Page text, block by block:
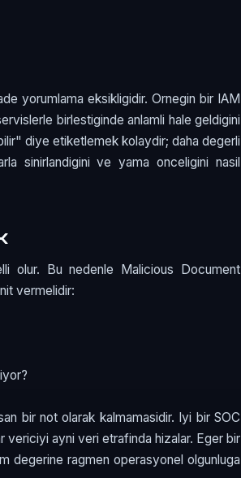
yorumlama eksikligidir. Ornegin bir IAM
birlestiginde anlamli hale geldigini
diye etiketlemek kolaydir; daha degerli
sinirlandigini ve yama onceligini nasil
olur. Bu nedenle Malicious Document
vermelidir:
bir not olarak kalmamasidir. Iyi bir SOC
vericiyi ayni veri etrafinda hizalar. Eger bir
degerine ragmen operasyonel olgunluga